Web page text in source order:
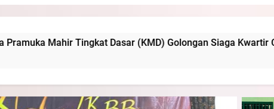
Latihan Gabungan PKS SMA
Dasar (KMD) Golongan Siaga Kwartir Cabang Purworejo